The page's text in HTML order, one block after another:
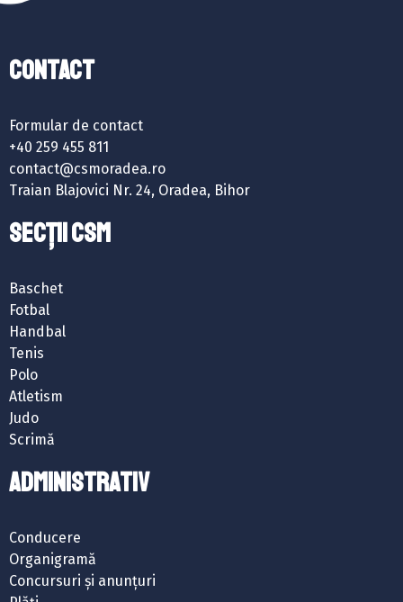
Contact
Formular de contact
+40 259 455 811
contact@csmoradea.ro
Traian Blajovici Nr. 24, Oradea, Bihor
SECȚII CSM
Baschet
Fotbal
Handbal
Tenis
Polo
Atletism
Judo
Scrimă
ADMINISTRATIV
Conducere
Organigramă
Concursuri și anunțuri